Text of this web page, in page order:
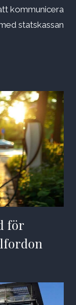
kommunicera
statskassan
för